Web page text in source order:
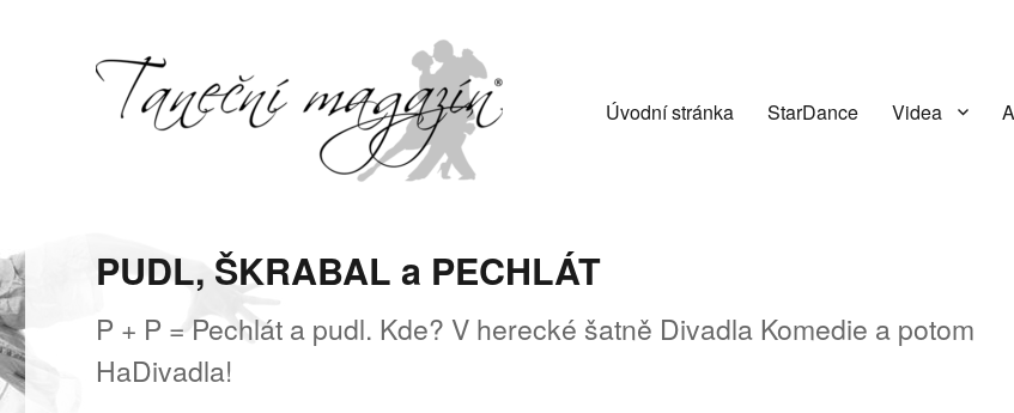
Úvodní stránka StarDance Videa
PUDL, ŠKRABAL a PECHLÁT
P + P = Pechlát a pudl. Kde? V herecké šatně Divadla Komedie a potom
HaDivadla!